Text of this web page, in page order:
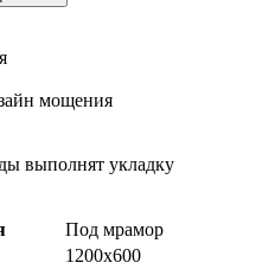
мощения
выполнят укладку
Под мрамор
1200x600